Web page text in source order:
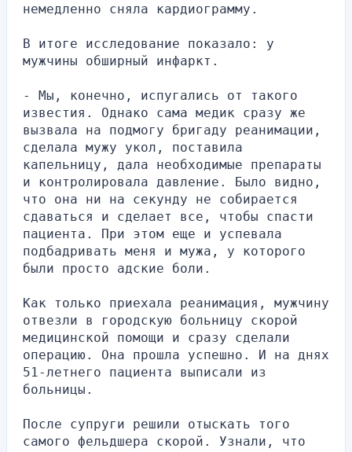
немедленно сняла кардиограмму.
В итоге исследование показало: у
мужчины обширный инфаркт.
- Мы, конечно, испугались от такого
известия. Однако сама медик сразу же
вызвала на подмогу бригаду реанимации,
сделала мужу укол, поставила
капельницу, дала необходимые препараты
и контролировала давление. Было видно,
что она ни на секунду не собирается
сдаваться и сделает все, чтобы спасти
пациента. При этом еще и успевала
подбадривать меня и мужа, у которого
были просто адские боли.
Как только приехала реанимация, мужчину
отвезли в городскую больницу скорой
медицинской помощи и сразу сделали
операцию. Она прошла успешно. И на днях
51-летнего пациента выписали из
больницы.
После супруги решили отыскать того
самого фельдшера скорой. Узнали, что